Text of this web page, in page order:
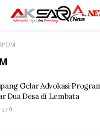
Gelar Advokasi
Dua Desa di Lembata
0